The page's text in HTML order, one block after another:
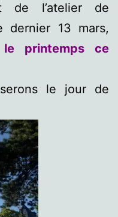
de l’atelier de
dernier 13 mars,
le printemps ce
le jour de